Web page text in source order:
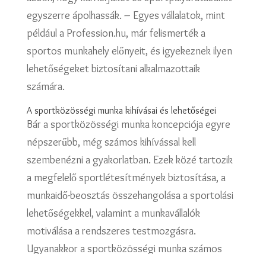
egyszerre ápolhassák. – Egyes vállalatok, mint
például a Profession.hu, már felismerték a
sportos munkahely előnyeit, és igyekeznek ilyen
lehetőségeket biztosítani alkalmazottaik
számára.
A sportközösségi munka kihívásai és lehetőségei
Bár a sportközösségi munka koncepciója egyre
népszerűbb, még számos kihívással kell
szembenézni a gyakorlatban. Ezek közé tartozik
a megfelelő sportlétesítmények biztosítása, a
munkaidő-beosztás összehangolása a sportolási
lehetőségekkel, valamint a munkavállalók
motiválása a rendszeres testmozgásra.
Ugyanakkor a sportközösségi munka számos